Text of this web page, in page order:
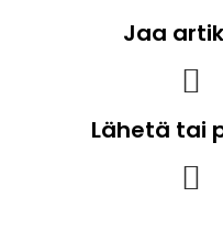
Jaa
Lähetä tai